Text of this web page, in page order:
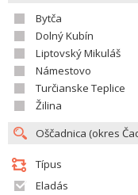
Bytča
Dolný Kubín
Liptovský Mikuláš
Námestovo
Turčianske Teplice
Žilina
Típus
Eladás